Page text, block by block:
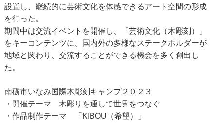
設置し、継続的に芸術文化を体感できるアート空間の形成
を行った。
期間中は交流イベントを開催し、「芸術文化（木彫刻）」
をキーコンテンツに、国内外の多様なステークホルダーが
地域と関わり、交流することができる機会を多く創出し
た。
南砺市いなみ国際木彫刻キャンプ２０２３
・開催テーマ 木彫りを通して世界をつなぐ
・作品制作テーマ 「KIBOU（希望）」